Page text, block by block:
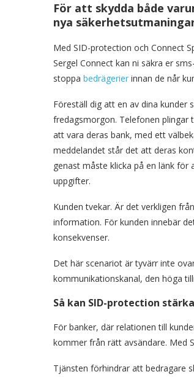
För att skydda både
nya
Med SID-protection och Connect
Sergel Connect kan ni säkra er
stoppa bedrägerier innan de når
Föreställ dig att en av dina kunder
fredagsmorgon. Telefonen plingar
att vara deras bank, med ett
meddelandet står det att deras
genast måste klicka på en länk för
uppgifter.
Kunden tvekar. Är det verkligen
information. För kunden innebär
konsekvenser.
Det här scenariot är tyvärr inte
kommunikationskanal, den höga
Så kan SID-protection
För banker, där relationen till
kommer från rätt avsändare. Med
Tjänsten förhindrar att bedragare